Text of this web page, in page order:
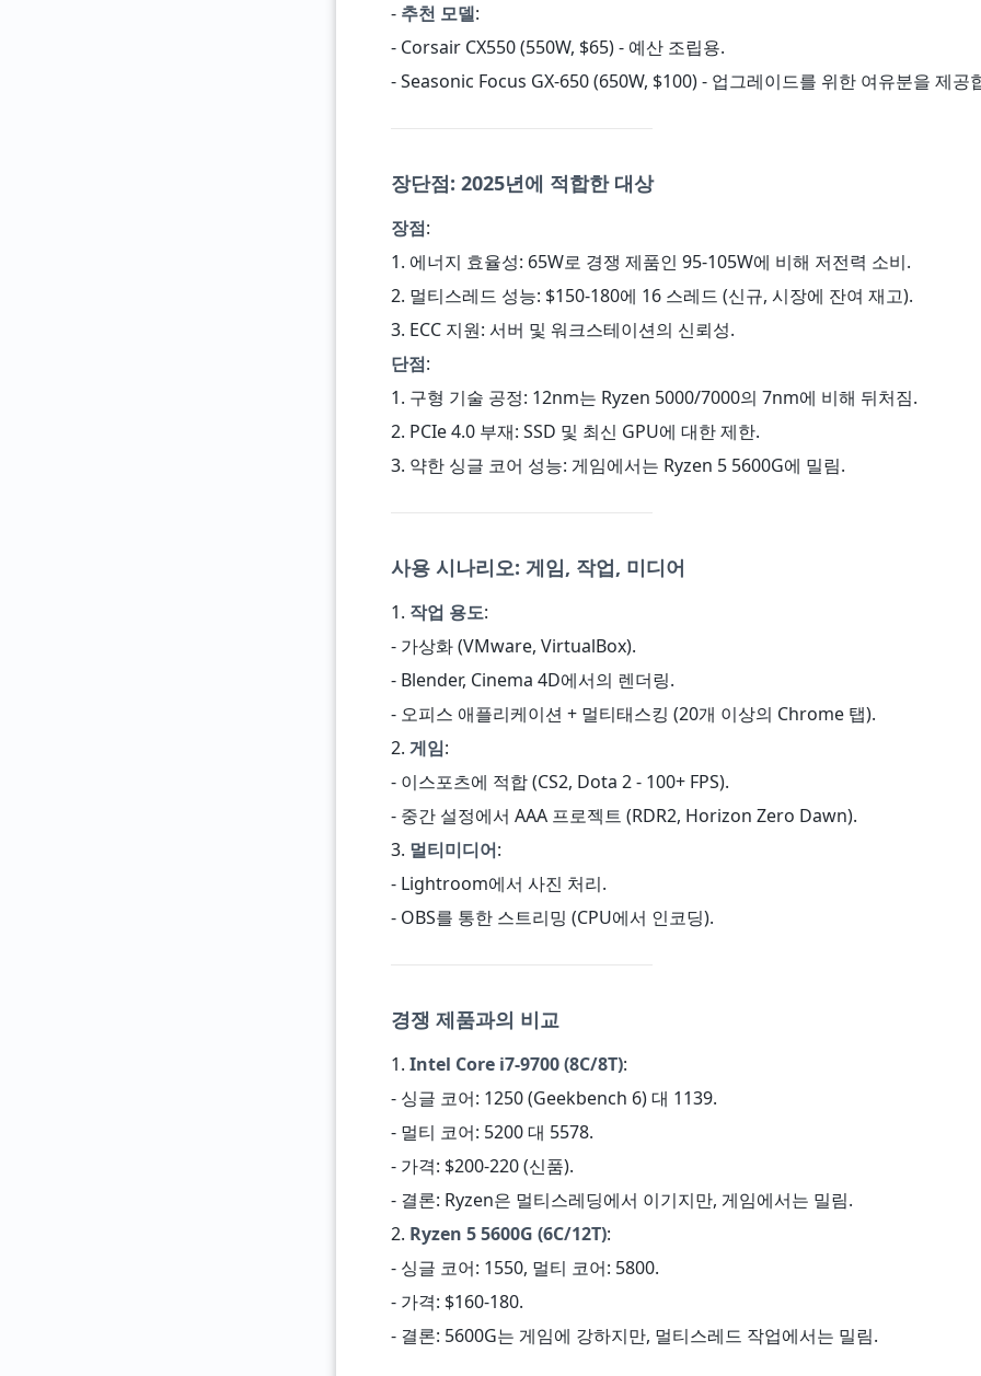
- 추천 모델:
- Corsair CX550 (550W, $65) - 예산 조립용.
- Seasonic Focus GX-650 (650W, $100) - 업그레이드를 위한 여유분을 제공
장단점: 2025년에 적합한 대상
장점:
1. 에너지 효율성: 65W로 경쟁 제품인 95-105W에 비해 저전력 소비.
2. 멀티스레드 성능: $150-180에 16 스레드 (신규, 시장에 잔여 재고).
3. ECC 지원: 서버 및 워크스테이션의 신뢰성.
단점:
1. 구형 기술 공정: 12nm는 Ryzen 5000/7000의 7nm에 비해 뒤처짐.
2. PCIe 4.0 부재: SSD 및 최신 GPU에 대한 제한.
3. 약한 싱글 코어 성능: 게임에서는 Ryzen 5 5600G에 밀림.
사용 시나리오: 게임, 작업, 미디어
1. 작업 용도:
- 가상화 (VMware, VirtualBox).
- Blender, Cinema 4D에서의 렌더링.
- 오피스 애플리케이션 + 멀티태스킹 (20개 이상의 Chrome 탭).
2. 게임:
- 이스포츠에 적합 (CS2, Dota 2 - 100+ FPS).
- 중간 설정에서 AAA 프로젝트 (RDR2, Horizon Zero Dawn).
3. 멀티미디어:
- Lightroom에서 사진 처리.
- OBS를 통한 스트리밍 (CPU에서 인코딩).
경쟁 제품과의 비교
1. Intel Core i7-9700 (8C/8T):
- 싱글 코어: 1250 (Geekbench 6) 대 1139.
- 멀티 코어: 5200 대 5578.
- 가격: $200-220 (신품).
- 결론: Ryzen은 멀티스레딩에서 이기지만, 게임에서는 밀림.
2. Ryzen 5 5600G (6C/12T):
- 싱글 코어: 1550, 멀티 코어: 5800.
- 가격: $160-180.
- 결론: 5600G는 게임에 강하지만, 멀티스레드 작업에서는 밀림.